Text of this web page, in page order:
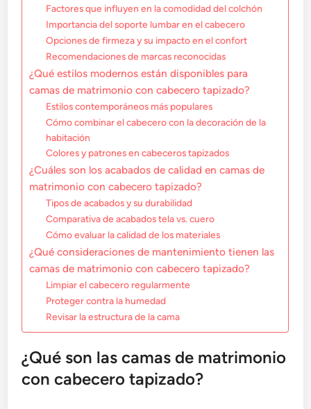
Factores que influyen en la comodidad del colchón
Importancia del soporte lumbar en el cabecero
Opciones de firmeza y su impacto en el confort
Recomendaciones de marcas reconocidas
¿Qué estilos modernos están disponibles para
camas de matrimonio con cabecero tapizado?
Estilos contemporáneos más populares
Cómo combinar el cabecero con la decoración de la
habitación
Colores y patrones en cabeceros tapizados
¿Cuáles son los acabados de calidad en camas de
matrimonio con cabecero tapizado?
Tipos de acabados y su durabilidad
Comparativa de acabados tela vs. cuero
Cómo evaluar la calidad de los materiales
¿Qué consideraciones de mantenimiento tienen las
camas de matrimonio con cabecero tapizado?
Limpiar el cabecero regularmente
Proteger contra la humedad
Revisar la estructura de la cama
¿Qué son las camas de matrimonio
con cabecero tapizado?